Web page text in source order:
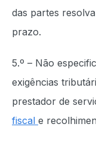
das partes
prazo.
5.º – Não
exigências
prestador de
fiscal e